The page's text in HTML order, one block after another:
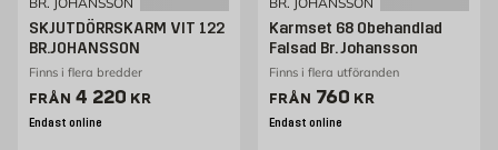
SKJUTDÖRRSKARM VIT 122
BR.JOHANSSON
Finns i flera bredder
FRÅN Pris 4220 kr
4 220 KR
Endast online
Karmset 68 Obehandlad
Falsad Br. Johansson
Finns i flera utföranden
FRÅN Pris 760 kr
760 KR
Endast online